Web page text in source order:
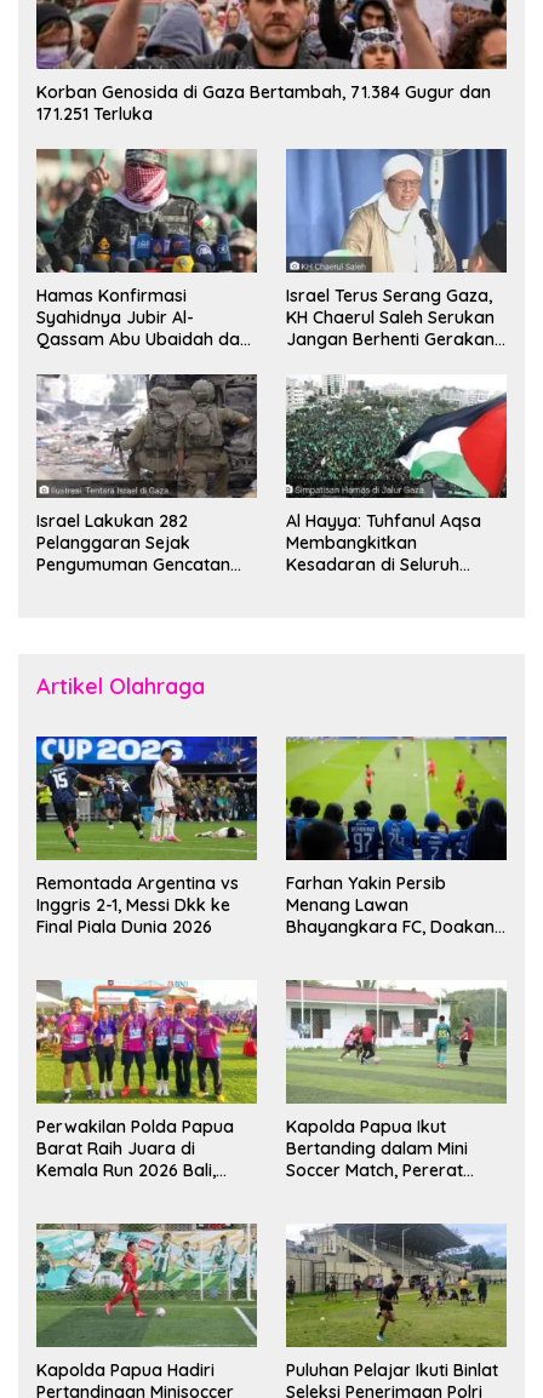
Korban Genosida di Gaza Bertambah, 71.384 Gugur dan
171.251 Terluka
Hamas Konfirmasi
Syahidnya Jubir Al-
Qassam Abu Ubaidah dan
Sinwar
Israel Terus Serang Gaza,
KH Chaerul Saleh Serukan
Jangan Berhenti Gerakan
Israel Lakukan 282
Pelanggaran Sejak
Pengumuman Gencatan
Al Hayya: Tuhfanul Aqsa
Membangkitkan
Kesadaran di Seluruh
Artikel Olahraga
Remontada Argentina vs
Inggris 2-1, Messi Dkk ke
Final Piala Dunia 2026
Farhan Yakin Persib
Menang Lawan
Bhayangkara FC, Doakan
Perwakilan Polda Papua
Barat Raih Juara di
Kemala Run 2026 Bali,
Kapolda Papua Ikut
Bertanding dalam Mini
Soccer Match, Pererat
Kapolda Papua Hadiri
Pertandingan Minisoccer
Puluhan Pelajar Ikuti Binlat
Seleksi Penerimaan Polri